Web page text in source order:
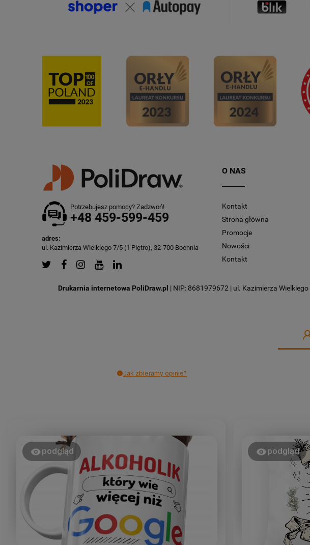
Potrzebujesz pomocy? Zadzwoń!
+48 459-599-459
adres:
ul. Kazimierza Wielkiego 7/5 (1 Piętro), 32-700 Bochnia
O NAS
Kontakt
Strona główna
Promocje
Nowości
Kontakt
Drukarnia internetowa PoliDraw.pl | NIP: 8681979672 | ul. Kazimierza
Jak zbieramy opinie?
podgląd podgląd